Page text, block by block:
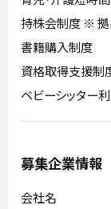
持株会制度 ※
書籍購入制度
資格取得支援制
ベビーシッター
募集企業情報
会社名